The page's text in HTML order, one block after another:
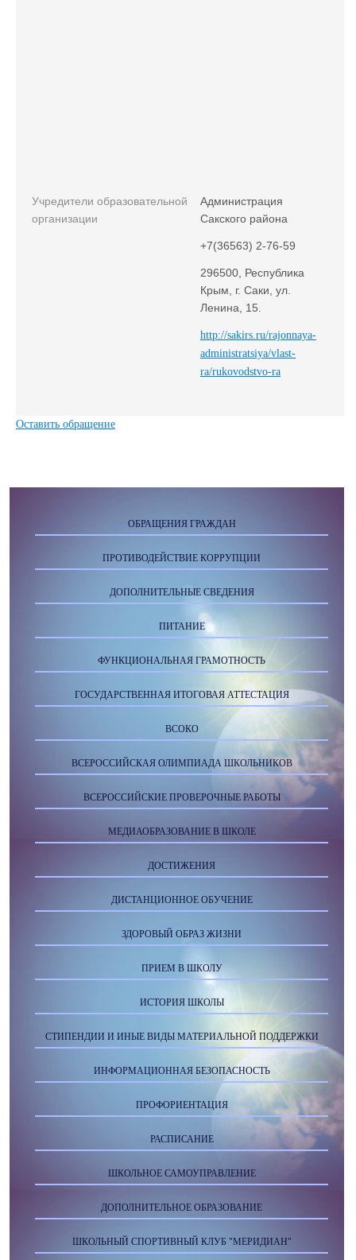
Учредители образовательной
организации
Администрация
Сакского района
+7(36563) 2-76-59
296500, Республика
Крым, г. Саки, ул.
Ленина, 15.
http://sakirs.ru/rajonnaya-
administratsiya/vlast-
ra/rukovodstvo-ra
Оставить обращение
ОБРАЩЕНИЯ ГРАЖДАН
ПРОТИВОДЕЙСТВИЕ КОРРУПЦИИ
ДОПОЛНИТЕЛЬНЫЕ СВЕДЕНИЯ
ПИТАНИЕ
ФУНКЦИОНАЛЬНАЯ ГРАМОТНОСТЬ
ГОСУДАРСТВЕННАЯ ИТОГОВАЯ АТТЕСТАЦИЯ
ВСОКО
ВСЕРОССИЙСКАЯ ОЛИМПИАДА ШКОЛЬНИКОВ
ВСЕРОССИЙСКИЕ ПРОВЕРОЧНЫЕ РАБОТЫ
МЕДИАОБРАЗОВАНИЕ В ШКОЛЕ
ДОСТИЖЕНИЯ
ДИСТАНЦИОННОЕ ОБУЧЕНИЕ
ЗДОРОВЫЙ ОБРАЗ ЖИЗНИ
ПРИЕМ В ШКОЛУ
ИСТОРИЯ ШКОЛЫ
СТИПЕНДИИ И ИНЫЕ ВИДЫ МАТЕРИАЛЬНОЙ ПОДДЕРЖКИ
ИНФОРМАЦИОННАЯ БЕЗОПАСНОСТЬ
ПРОФОРИЕНТАЦИЯ
РАСПИСАНИЕ
ШКОЛЬНОЕ САМОУПРАВЛЕНИЕ
ДОПОЛНИТЕЛЬНОЕ ОБРАЗОВАНИЕ
ШКОЛЬНЫЙ СПОРТИВНЫЙ КЛУБ "МЕРИДИАН"